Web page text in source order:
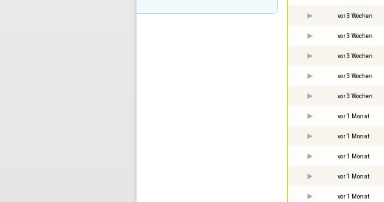
vor 3 Wochen
vor 3 Wochen
vor 3 Wochen
vor 3 Wochen
vor 3 Wochen
vor 1 Monat
vor 1 Monat
vor 1 Monat
vor 1 Monat
vor 1 Monat